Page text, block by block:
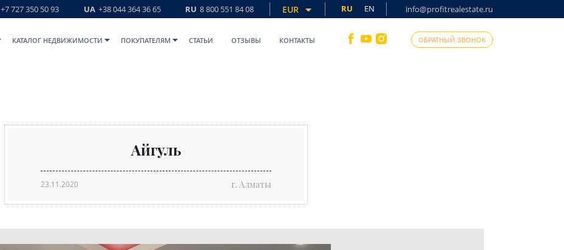
+7 727 350 50 93 UA +38 044 364 36 65 RU 8 800 551 84 08 EUR RU EN info@profitrealestate.ru
КАТАЛОГ НЕДВИЖИМОСТИ ПОКУПАТЕЛЯМ СТАТЬИ ОТЗЫВЫ КОНТАКТЫ ОБРАТНЫЙ ЗВОНОК
Айгуль
23.11.2020 г. Алматы